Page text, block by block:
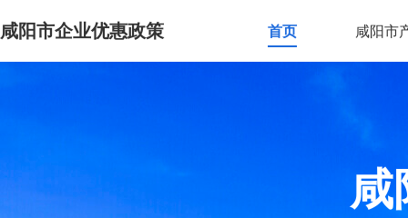
咸阳市企业优惠政策 首页 咸阳市
咸